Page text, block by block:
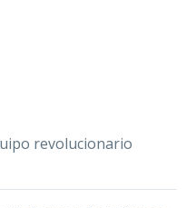
revolucionario